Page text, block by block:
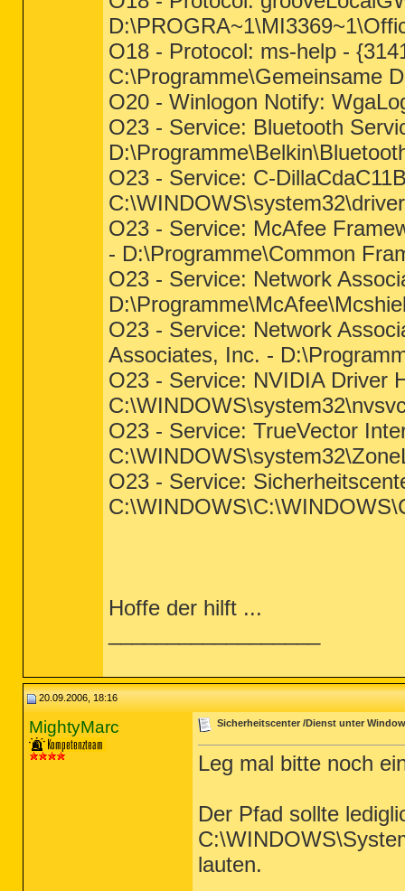
O18 - Protocol: ms-help -
C:\Programme\Gemeinsame
O20 - Winlogon Notify:
O23 - Service: Bluetooth
O23 - Service: C-
O23 - Service: McAfee
- D:\Programme\Common
O23 - Service: Network
O23 - Service: Network
Associates, Inc. -
O23 - Service: NVIDIA Driver
O23 - Service: TrueVector
O23 - Service:
Hoffe der hilft ...
20.09.2006, 18:16
MightyMarc Sicherheitscenter /Dienst unter
Leg mal bitte noch
Der Pfad sollte
lauten.